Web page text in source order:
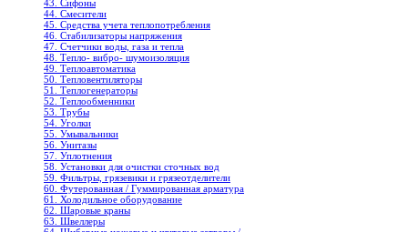
43. Сифоны
44. Смесители
45. Средства учета теплопотребления
46. Стабилизаторы напряжения
47. Счетчики воды, газа и тепла
48. Тепло- вибро- шумоизоляция
49. Теплоавтоматика
50. Тепловентиляторы
51. Теплогенераторы
52. Теплообменники
53. Трубы
54. Уголки
55. Умывальники
56. Унитазы
57. Уплотнения
58. Установки для очистки сточных вод
59. Фильтры, грязевики и грязеотделители
60. Футерованная / Гуммированная арматура
61. Холодильное oборудование
62. Шаровые краны
63. Швеллеры